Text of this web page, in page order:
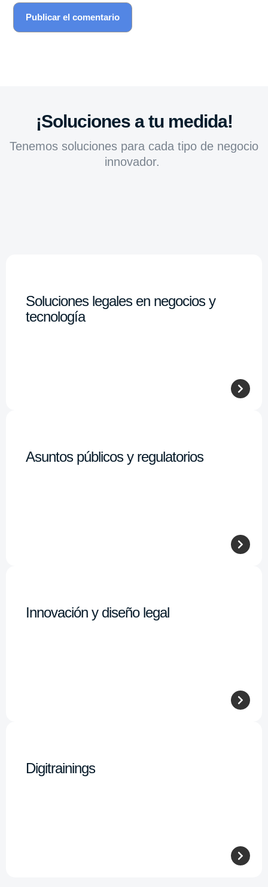
¡Soluciones a tu medida!
Tenemos soluciones para cada tipo de negocio
innovador.
Soluciones legales en negocios y
tecnología
Asuntos públicos y regulatorios
Innovación y diseño legal
Digitrainings